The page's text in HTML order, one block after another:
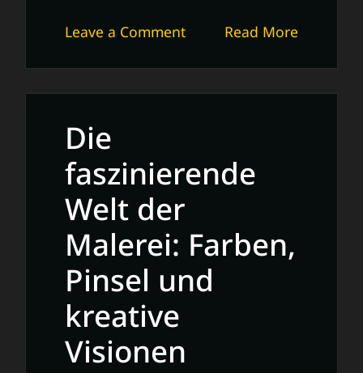
Read More
Leave a Commenton
faszinierende
Welt
Reise
und
Emotionen
Die
faszinierende
Welt der
Malerei: Farben,
Pinsel und
kreative
Visionen